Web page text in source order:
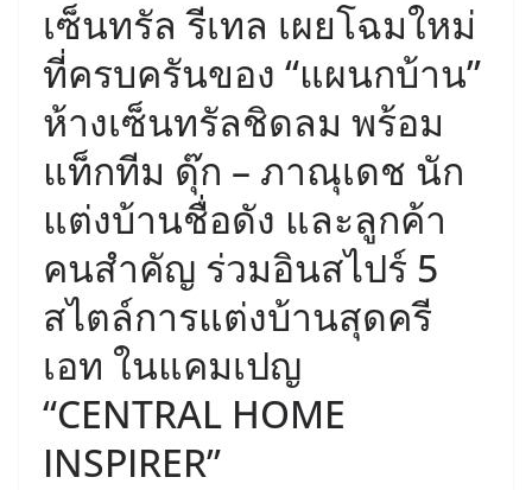
เซ็นทรัล รีเทล เผยโฉมใหม่
ที่ครบครันของ “แผนกบ้าน”
ห้างเซ็นทรัลชิดลม พร้อม
แท็กทีม ดุ๊ก – ภาณุเดช นัก
แต่งบ้านชื่อดัง และลูกค้า
คนสำคัญ ร่วมอินสไปร์ 5
สไตล์การแต่งบ้านสุดครี
เอท ในแคมเปญ
“CENTRAL HOME
INSPIRER”